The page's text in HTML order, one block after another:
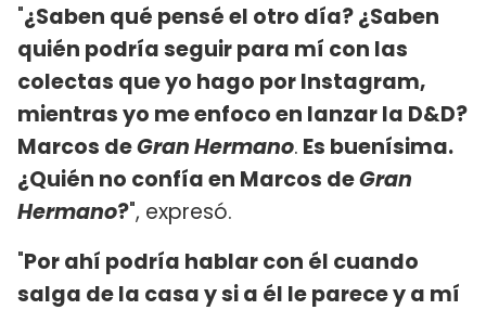
"¿Saben qué pensé el otro día? ¿Saben
quién podría seguir para mí con las
colectas que yo hago por Instagram,
mientras yo me enfoco en lanzar la D&D?
Marcos deGran Hermano. Es buenísima.
¿Quién no confía en Marcos deGran
Hermano?", expresó.
"Por ahí podría hablar con él cuando
salga de la casa y si a él le parece y a mí